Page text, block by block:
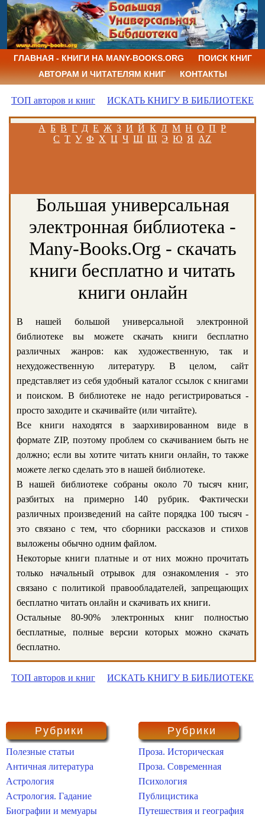
ГЛАВНАЯ - КНИГИ НА MANY-BOOKS.ORG
ПОИСК КНИГ
АВТОРАМ И ЧИТАТЕЛЯМ КНИГ
КОНТАКТЫ
ТОП авторов и книг ИСКАТЬ КНИГУ В БИБЛИОТЕКЕ
А Б В Г Д Е Ж З И Й К Л М Н О П Р
С Т У Ф Х Ц Ч Ш Щ Э Ю Я AZ
Большая универсальная
электронная библиотека -
Many-Books.Org - скачать
книги бесплатно и читать
книги онлайн
В нашей большой универсальной электронной
библиотеке вы можете скачать книги бесплатно
различных жанров: как художественную, так и
нехудожественную литературу. В целом, сайт
представляет из себя удобный каталог ссылок с книгами
и поиском. В библиотеке не надо регистрироваться -
просто заходите и скачивайте (или читайте).
Все книги находятся в заархивированном виде в
формате ZIP, поэтому проблем со скачиванием быть не
должно; если вы хотите читать книги онлайн, то также
можете легко сделать это в нашей библиотеке.
В нашей библиотеке собраны около 70 тысяч книг,
разбитых на примерно 140 рубрик. Фактически
различных произведений на сайте порядка 100 тысяч -
это связано с тем, что сборники рассказов и стихов
выложены обычно одним файлом.
Некоторые книги платные и от них можно прочитать
только начальный отрывок для ознакомления - это
связано с политикой правообладателей, запрещающих
бесплатно читать онлайн и скачивать их книги.
Остальные 80-90% электронных книг полностью
бесплатные, полные версии которых можно скачать
бесплатно.
ТОП авторов и книг ИСКАТЬ КНИГУ В БИБЛИОТЕКЕ
Рубрики
Полезные статьи
Античная литература
Астрология
Астрология. Гадание
Биографии и мемуары
Рубрики
Проза. Историческая
Проза. Современная
Психология
Публицистика
Путешествия и география